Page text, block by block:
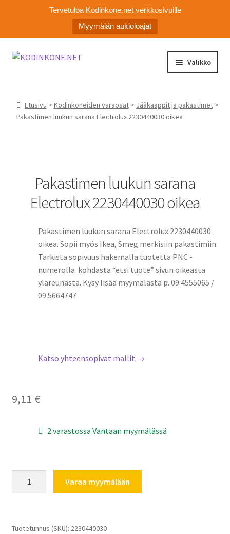
Tervetuloa Kodinkone.net verkkosivuille
Myymälän aukioloajat
Siirry
Siirry
Valikko
tason
Ota yhteyttä
Etusivu > Kodinkoneiden varaosat> Jääkaappit ja pakastimet>
Pakastimen luukun sarana Electrolux 2230440030 oikea
Pakastimen luukun sarana
Electrolux 2230440030 oikea
Pakastimen luukun sarana Electrolux 2230440030
oikea. Sopii myös Ikea, Smeg merkisiin pakastimiin.
Tarkista sopivuus hakemalla tuotetta PNC -
numerolla kohdasta “etsi tuote” sivun oikeasta
yläreunasta. Kysy lisää myymälästä p. 09 4555065 /
09 5664747
Katso yhteensopivat mallit →
9,11 €
2 varastossa Vantaan myymälässä
2230440030
Varaa myymälään
Tuotetunnus (SKU): 2230440030